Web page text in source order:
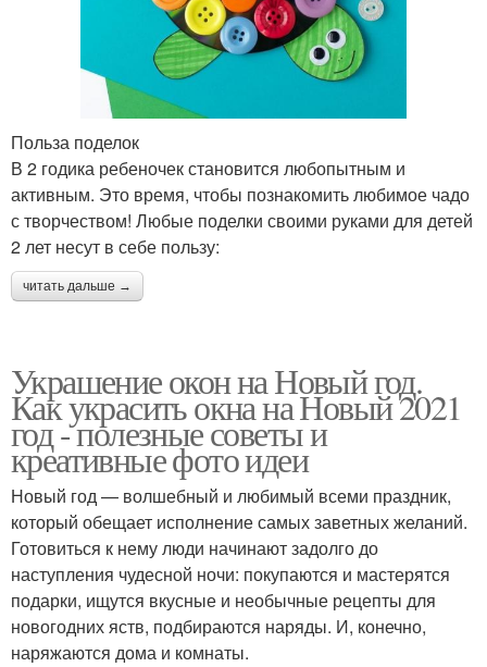
Польза поделок
В 2 годика ребеночек становится любопытным и
активным. Это время, чтобы познакомить любимое чадо
с творчеством! Любые поделки своими руками для детей
2 лет несут в себе пользу:
читать дальше →
Украшение окон на Новый год.
Как украсить окна на Новый 2021
год - полезные советы и
креативные фото идеи
Новый год — волшебный и любимый всеми праздник,
который обещает исполнение самых заветных желаний.
Готовиться к нему люди начинают задолго до
наступления чудесной ночи: покупаются и мастерятся
подарки, ищутся вкусные и необычные рецепты для
новогодних яств, подбираются наряды. И, конечно,
наряжаются дома и комнаты.